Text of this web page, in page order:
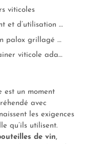
viticoles
Mode de fonctionnement et d’utilisation du palox grillagé
Les avantages d’utiliser un palox grillagé dans le secteur viticole
Critères de choix du container viticole adapté à vos besoins
est un moment
avec
les exigences
qu’ils utilisent.
de vin,